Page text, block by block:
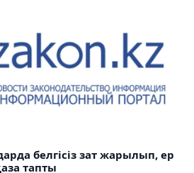
белгісіз зат жарылып, ер
тапты